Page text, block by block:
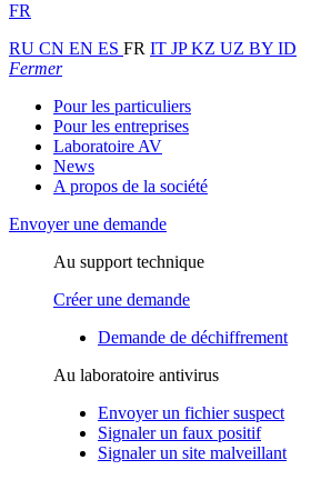
FR
RU CN EN ES FR IT JPKZ UZ BY ID
Fermer
Pour les particuliers
Pour les entreprises
Laboratoire AV
News
A propos de la société
Envoyer une demande
Au support technique
Créer une demande
Demande de déchiffrement
Au laboratoire antivirus
Envoyer un fichier suspect
Signaler un faux positif
Signaler un site malveillant